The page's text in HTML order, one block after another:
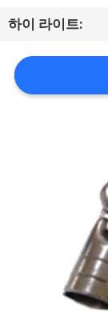
질
하이 라이트: